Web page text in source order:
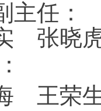
主任：
张晓
王荣